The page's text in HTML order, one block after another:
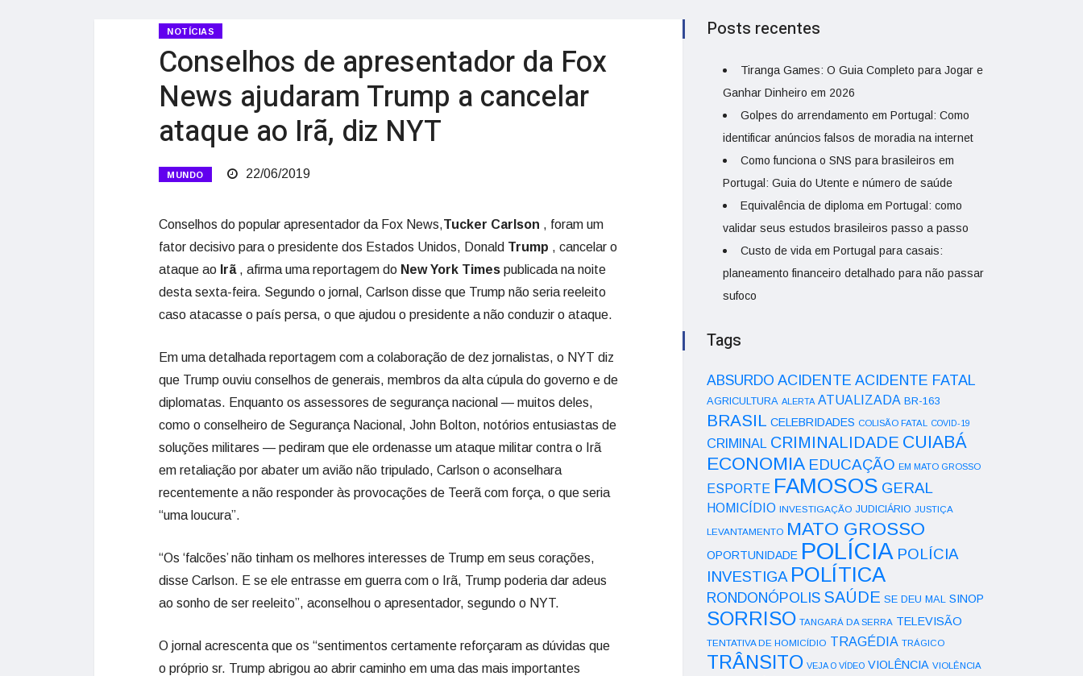
NOTÍCIAS
Conselhos de apresentador da Fox
News ajudaram Trump a cancelar
ataque ao Irã, diz NYT
MUNDO 22/06/2019
Conselhos do popular apresentador da Fox News,Tucker Carlson , foram um
fator decisivo para o presidente dos Estados Unidos, Donald Trump , cancelar o
ataque ao Irã, afirma uma reportagem do New York Times publicada na noite
desta sexta-feira. Segundo o jornal, Carlson disse que Trump não seria reeleito
caso atacasse o país persa, o que ajudou o presidente a não conduzir o ataque.
Em uma detalhada reportagem com a colaboração de dez jornalistas, o NYT diz
que Trump ouviu conselhos de generais, membros da alta cúpula do governo e de
diplomatas. Enquanto os assessores de segurança nacional — muitos deles,
como o conselheiro de Segurança Nacional, John Bolton, notórios entusiastas de
soluções militares — pediram que ele ordenasse um ataque militar contra o Irã
em retaliação por abater um avião não tripulado, Carlson o aconselhara
recentemente a não responder às provocações de Teerã com força, o que seria
“uma loucura”.
“Os ‘falcões’ não tinham os melhores interesses de Trump em seus corações,
disse Carlson. E se ele entrasse em guerra com o Irã, Trump poderia dar adeus
ao sonho de ser reeleito”, aconselhou o apresentador, segundo o NYT.
O jornal acrescenta que os “sentimentos certamente reforçaram as dúvidas que
o próprio sr. Trump abrigou ao abrir caminho em uma das mais importantes
Posts recentes
Tiranga Games: O Guia Completo para Jogar e
Ganhar Dinheiro em 2026
Golpes do arrendamento em Portugal: Como
identificar anúncios falsos de moradia na internet
Como funciona o SNS para brasileiros em
Portugal: Guia do Utente e número de saúde
Equivalência de diploma em Portugal: como
validar seus estudos brasileiros passo a passo
Custo de vida em Portugal para casais:
planeamento financeiro detalhado para não passar
sufoco
Tags
ABSURDO ACIDENTE ACIDENTE FATAL
AGRICULTURA ALERTA ATUALIZADA BR-163
BRASIL CELEBRIDADES COLISÃO FATAL COVID-19
CRIMINAL CRIMINALIDADE CUIABÁ
ECONOMIA EDUCAÇÃO EM MATO GROSSO
ESPORTE FAMOSOS GERAL
HOMICÍDIO INVESTIGAÇÃO JUDICIÁRIO JUSTIÇA
LEVANTAMENTO MATO GROSSO
OPORTUNIDADE POLÍCIA POLÍCIA
INVESTIGA POLÍTICA
RONDONÓPOLIS SAÚDE SE DEU MAL SINOP
SORRISO TANGARÁ DA SERRA TELEVISÃO
TENTATIVA DE HOMICÍDIO TRAGÉDIA TRÁGICO
TRÂNSITO VEJA O VÍDEO VIOLÊNCIA VIOLÊNCIA